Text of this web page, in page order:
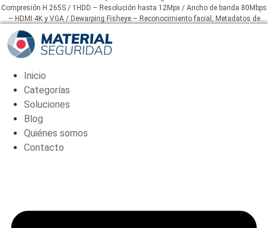
-
Grabador
NVR
para
cámaras
IP
gama
(SF-
NVR8108A-
B2)
cantidad
Compresión H.265S / 1HDD – Resolución hasta 12Mpx / Ancho de banda 80Mbps
– HDMI 4K y VGA / Dewarping Fisheye – Reconocimiento facial, Metadatos de
Inicio
Categorías
Soluciones
Blog
Quiénes somos
Contacto